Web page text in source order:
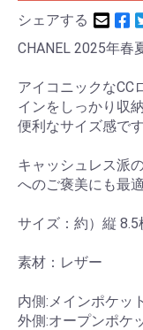
シェアする
CHANEL 2025年春
アイコニックなCC
インをしっかり収
便利なサイズ感です
キャッシュレス派
へのご褒美にも最
サイズ：約）縦 8.5
素材：レザー
内側:メインポケッ
外側:オープンポケ